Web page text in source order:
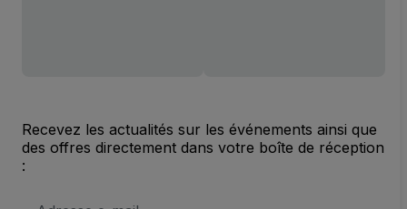
Recevez les actualités sur les événements ainsi que
des offres directement dans votre boîte de réception
: